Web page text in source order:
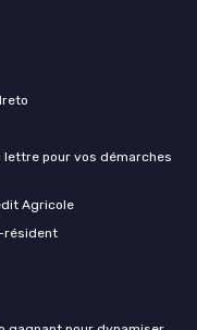
pour vos démarches
Agricole
résident